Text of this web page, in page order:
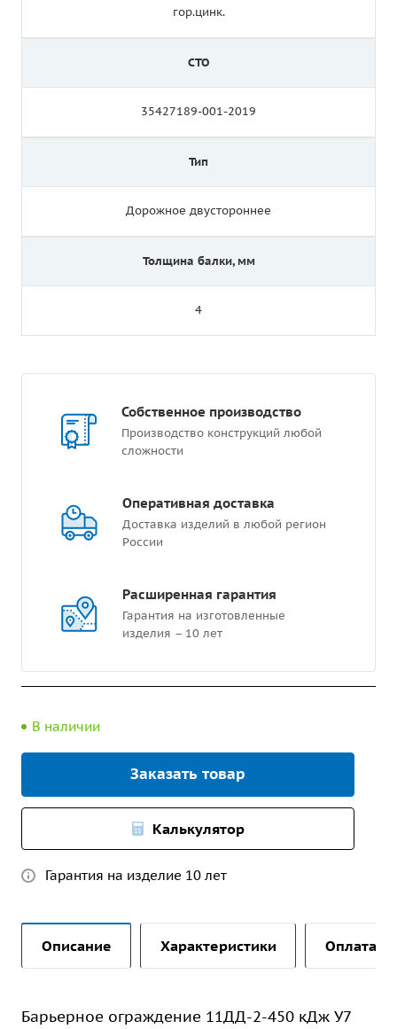
гор.цинк.
СТО
35427189-001-2019
Тип
Дорожное двустороннее
Толщина балки, мм
4
Собственное производство
Производство конструкций любой
сложности
Оперативная доставка
Доставка изделий в любой регион
России
Расширенная гарантия
Гарантия на изготовленные
изделия – 10 лет
В наличии
Заказать товар
Калькулятор
Гарантия на изделие 10 лет
Описание Характеристики Оплата и
Барьерное ограждение 11ДД-2-450 кДж У7